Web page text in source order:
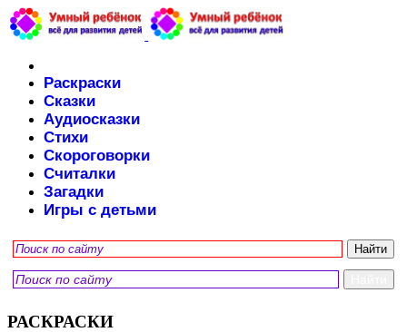
Раскраски
Сказки
Аудиосказки
Стихи
Скороговорки
Считалки
Загадки
Игры с детьми
РАСКРАСКИ